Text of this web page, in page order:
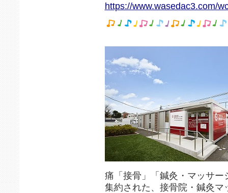
https://www.wasedac3.com/
痛「接骨」「鍼灸・マッサ
集約された、接骨院・鍼灸マ